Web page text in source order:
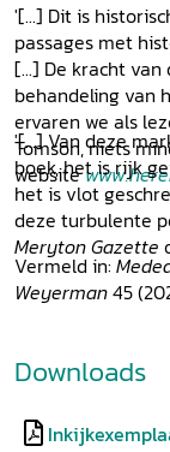
'[...] Dit is
passages met
[...] De kracht
behandeling van
ervaren we als
Tomson, niets
website
'[...] Van deze
boek, het is rijk
het is vlot
deze turbulente
Meryton Gazette
Vermeld in:
Weyerman45
Downloads